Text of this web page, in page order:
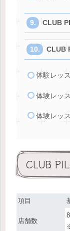
CLUB
CLUB
体験レッ
体験レッ
体験レッ
CLUB
項目
店舗数